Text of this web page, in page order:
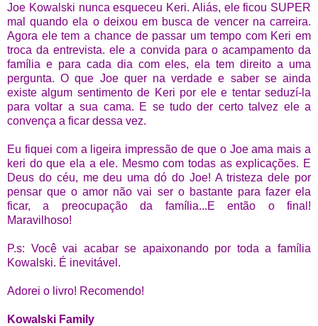
Joe Kowalski nunca esqueceu Keri. Aliás, ele ficou SUPER
mal quando ela o deixou em busca de vencer na carreira.
Agora ele tem a chance de passar um tempo com Keri em
troca da entrevista. ele a convida para o acampamento da
família e para cada dia com eles, ela tem direito a uma
pergunta. O que Joe quer na verdade e saber se ainda
existe algum sentimento de Keri por ele e tentar seduzí-la
para voltar a sua cama. E se tudo der certo talvez ele a
convença a ficar dessa vez.
Eu fiquei com a ligeira impressão de que o Joe ama mais a
keri do que ela a ele. Mesmo com todas as explicações. E
Deus do céu, me deu uma dó do Joe! A tristeza dele por
pensar que o amor não vai ser o bastante para fazer ela
ficar, a preocupação da família...E então o final!
Maravilhoso!
P.s: Você vai acabar se apaixonando por toda a família
Kowalski. É inevitável.
Adorei o livro! Recomendo!
Kowalski Family